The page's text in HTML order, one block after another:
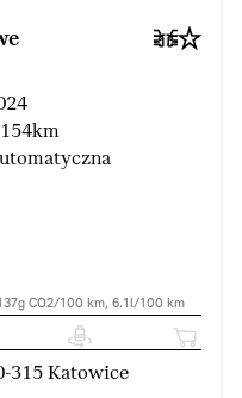
CO2/100 km, 6.1l/100 km
315 Katowice